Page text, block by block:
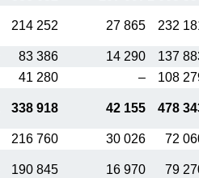
214 252 27 865 232
83 386 14 290 137
41 280 – 108
338 918 42 155 478
216 760 30 026 72
190 845 16 970 79